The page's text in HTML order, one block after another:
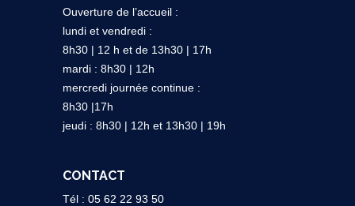
Ouverture de l’accueil :
lundi et vendredi :
8h30 | 12 h et de 13h30 | 17h
mardi : 8h30 | 12h
mercredi journée continue :
8h30 |17h
jeudi : 8h30 | 12h et 13h30 | 19h
CONTACT
Tél : 05 62 22 93 50